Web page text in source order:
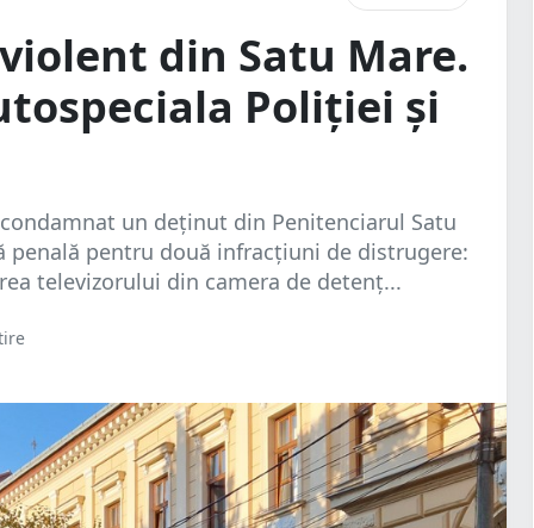
din Satu Mare.
Poliției și
un deținut din Penitenciarul Satu
penală pentru două infracțiuni de distrugere:
televizorului din camera de detenț...